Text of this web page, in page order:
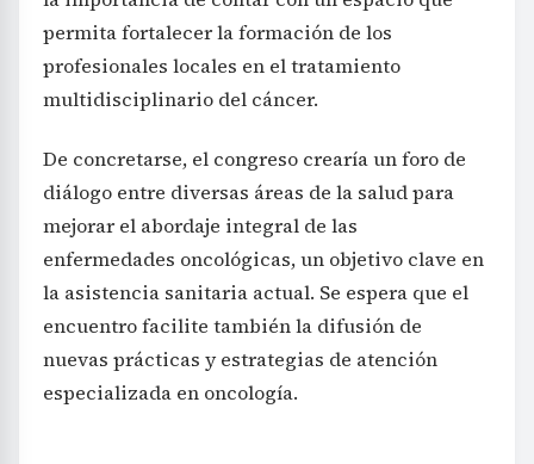
permita fortalecer la formación de los
profesionales locales en el tratamiento
multidisciplinario del cáncer.
De concretarse, el congreso crearía un foro de
diálogo entre diversas áreas de la salud para
mejorar el abordaje integral de las
enfermedades oncológicas, un objetivo clave en
la asistencia sanitaria actual. Se espera que el
encuentro facilite también la difusión de
nuevas prácticas y estrategias de atención
especializada en oncología.